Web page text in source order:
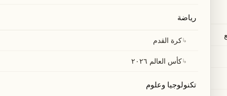
رياضة
↳كرة القدم
↳كأس العالم ٢٠٢٦
تكنولوجيا وعلوم